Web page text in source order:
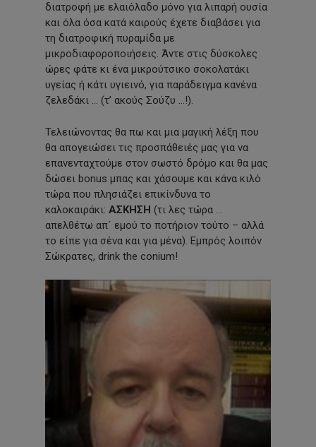
διατροφή με ελαιόλαδο μόνο για λιπαρή ουσία
και όλα όσα κατά καιρούς έχετε διαβάσει για
τη διατροφική πυραμίδα με
μικροδιαφοροποιήσεις. Άντε στις δύσκολες
ώρες φάτε κι ένα μικρούτσικο σοκολατάκι
υγείας ή κάτι υγιεινό, για παράδειγμα κανένα
ζελεδάκι … (τ’ ακούς Σούζυ …!).
Τελειώνοντας θα πω και μια μαγική λέξη που
θα απογειώσει τις προσπάθειές μας για να
επανενταχτούμε στον σωστό δρόμο και θα μας
δώσει bonus μπας και χάσουμε και κάνα κιλό
τώρα που πλησιάζει επικίνδυνα το
καλοκαιράκι: ΑΣΚΗΣΗ (τι λες τώρα …
απελθέτω απ´ εμού το ποτήριον τούτο – αλλά
το είπε για σένα και για μένα). Εμπρός λοιπόν
Σώκρατες, drink the conium!